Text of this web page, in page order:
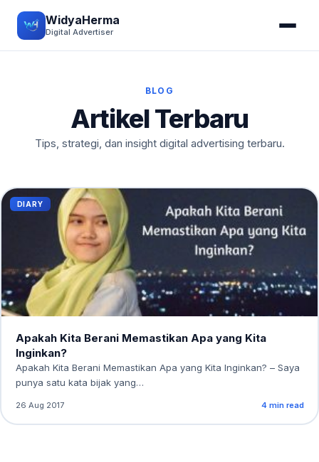
WidyaHerma
Digital Advertiser
BLOG
Artikel Terbaru
Tips, strategi, dan insight digital advertising terbaru.
DIARY
Apakah Kita Berani Memastikan Apa yang Kita
Inginkan?
Apakah Kita Berani Memastikan Apa yang Kita Inginkan? – Saya
punya satu kata bijak yang…
26 Aug 2017 4 min read